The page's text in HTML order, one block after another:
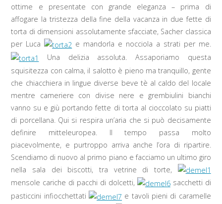
ottime e presentate con grande eleganza – prima di
affogare la tristezza della fine della vacanza in due fette di
torta di dimensioni assolutamente sfacciate, Sacher classica
per Luca
e mandorla e nocciola a strati per me.
Una delizia assoluta. Assaporiamo questa
squisitezza con calma, il salotto è pieno ma tranquillo, gente
che chiacchiera in lingue diverse beve tè al caldo del locale
mentre cameriere con divise nere e grembiulini bianchi
vanno su e giù portando fette di torta al cioccolato su piatti
di porcellana. Qui si respira un’aria che si può decisamente
definire mitteleuropea. Il tempo passa molto
piacevolmente, e purtroppo arriva anche l’ora di ripartire.
Scendiamo di nuovo al primo piano e facciamo un ultimo giro
nella sala dei biscotti, tra vetrine di torte,
mensole cariche di pacchi di dolcetti,
sacchetti di
pasticcini infiocchettati
e tavoli pieni di caramelle